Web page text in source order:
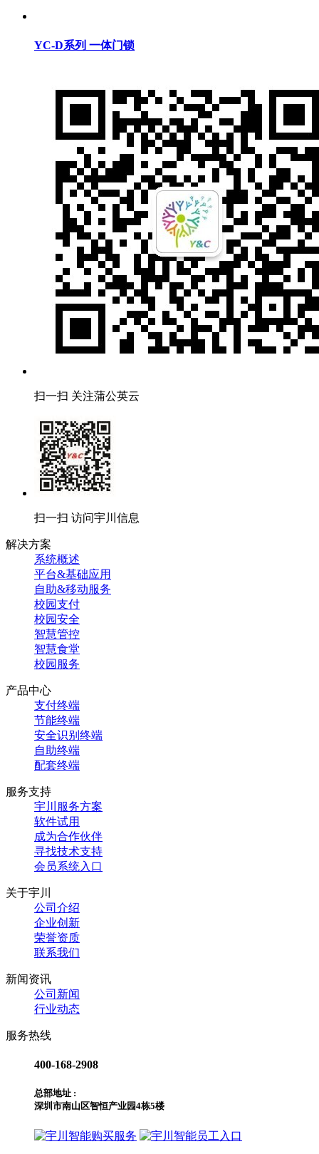
YC-D系列 一体门锁
扫一扫 关注蒲公英云
扫一扫 访问宇川信息
解决方案
系统概述
平台&基础应用
自助&移动服务
校园支付
校园安全
智慧管控
智慧食堂
校园服务
产品中心
支付终端
节能终端
安全识别终端
自助终端
配套终端
服务支持
宇川服务方案
软件试用
成为合作伙伴
寻找技术支持
会员系统入口
关于宇川
公司介绍
企业创新
荣誉资质
联系我们
新闻资讯
公司新闻
行业动态
服务热线
400-168-2908
总部地址 :
深圳市南山区智恒产业园4栋5楼
购买服务 员工入口